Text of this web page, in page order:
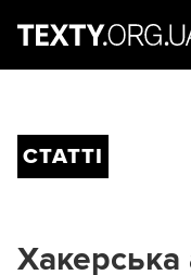
СТАТТІ
Хакерська